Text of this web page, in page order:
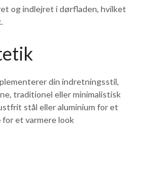
og indlejret i dørfladen, hvilket
din indretningsstil,
traditionel eller minimalistisk
stål eller aluminium for et
et varmere look